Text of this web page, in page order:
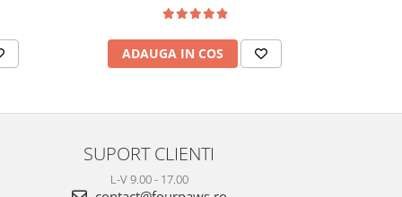
ADAUGA IN COS
SUPORT CLIENTI
L-V 9.00 - 17.00